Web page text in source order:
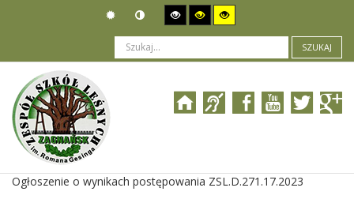
SZUKAJ
Jesteś tutaj: Zamówienia publiczne
Wyniki postępowania
Ogłoszenie o wynikach postępowania ZSL.D.271.17.2023